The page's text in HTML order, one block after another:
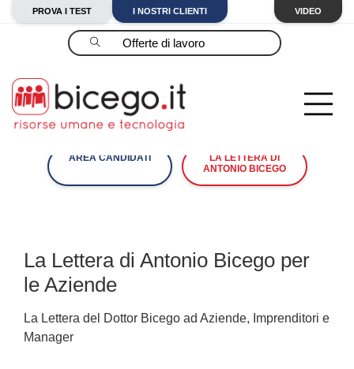
PROVA I TEST I NOSTRI CLIENTI VIDEO
Cerca
AREA CANDIDATI
LA LETTERA DI
ANTONIO BICEGO
La Lettera di Antonio Bicego per
le Aziende
La Lettera del Dottor Bicego ad Aziende, Imprenditori e
Manager